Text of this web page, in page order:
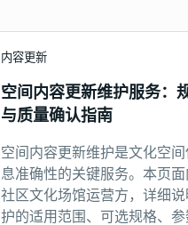
内容更新
空间内容更新维护服务：
与质量确认指南
空间内容更新维护是文化空
息准确性的关键服务。本页面
社区文化场馆运营方，详细
护的适用范围、可选规格、